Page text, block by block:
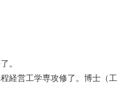
。
経営工学専攻修了。博士（工